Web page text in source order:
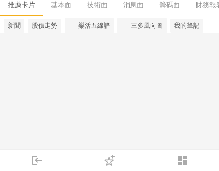
login dashboard
下單
推薦卡片 基本面 技術面 消息面 籌碼面 財務報
新聞 股價走勢 樂活五線譜 三多風向圖 我的筆記